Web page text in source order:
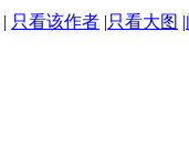
| 只看该作者 |只看大图 |